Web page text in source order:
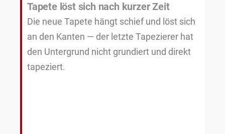
Tapete löst sich nach kurzer Zeit
Die neue Tapete hängt schief und löst sich
an den Kanten — der letzte Tapezierer hat
den Untergrund nicht grundiert und direkt
tapeziert.